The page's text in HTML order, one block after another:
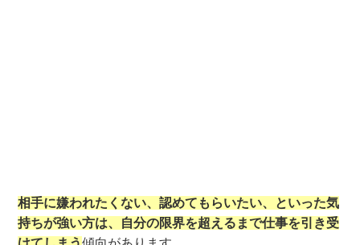
相手に嫌われたくない、認めてもらいたい、といった気
持ちが強い方は、自分の限界を超えるまで仕事を引き受